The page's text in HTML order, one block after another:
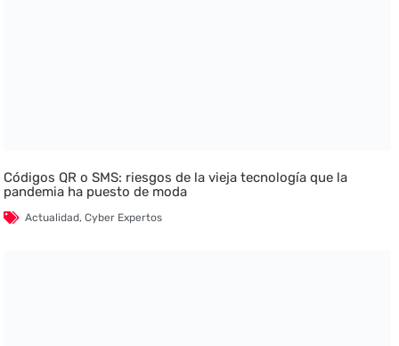
Códigos QR o SMS: riesgos de la vieja tecnología que la
pandemia ha puesto de moda
Actualidad,Cyber Expertos